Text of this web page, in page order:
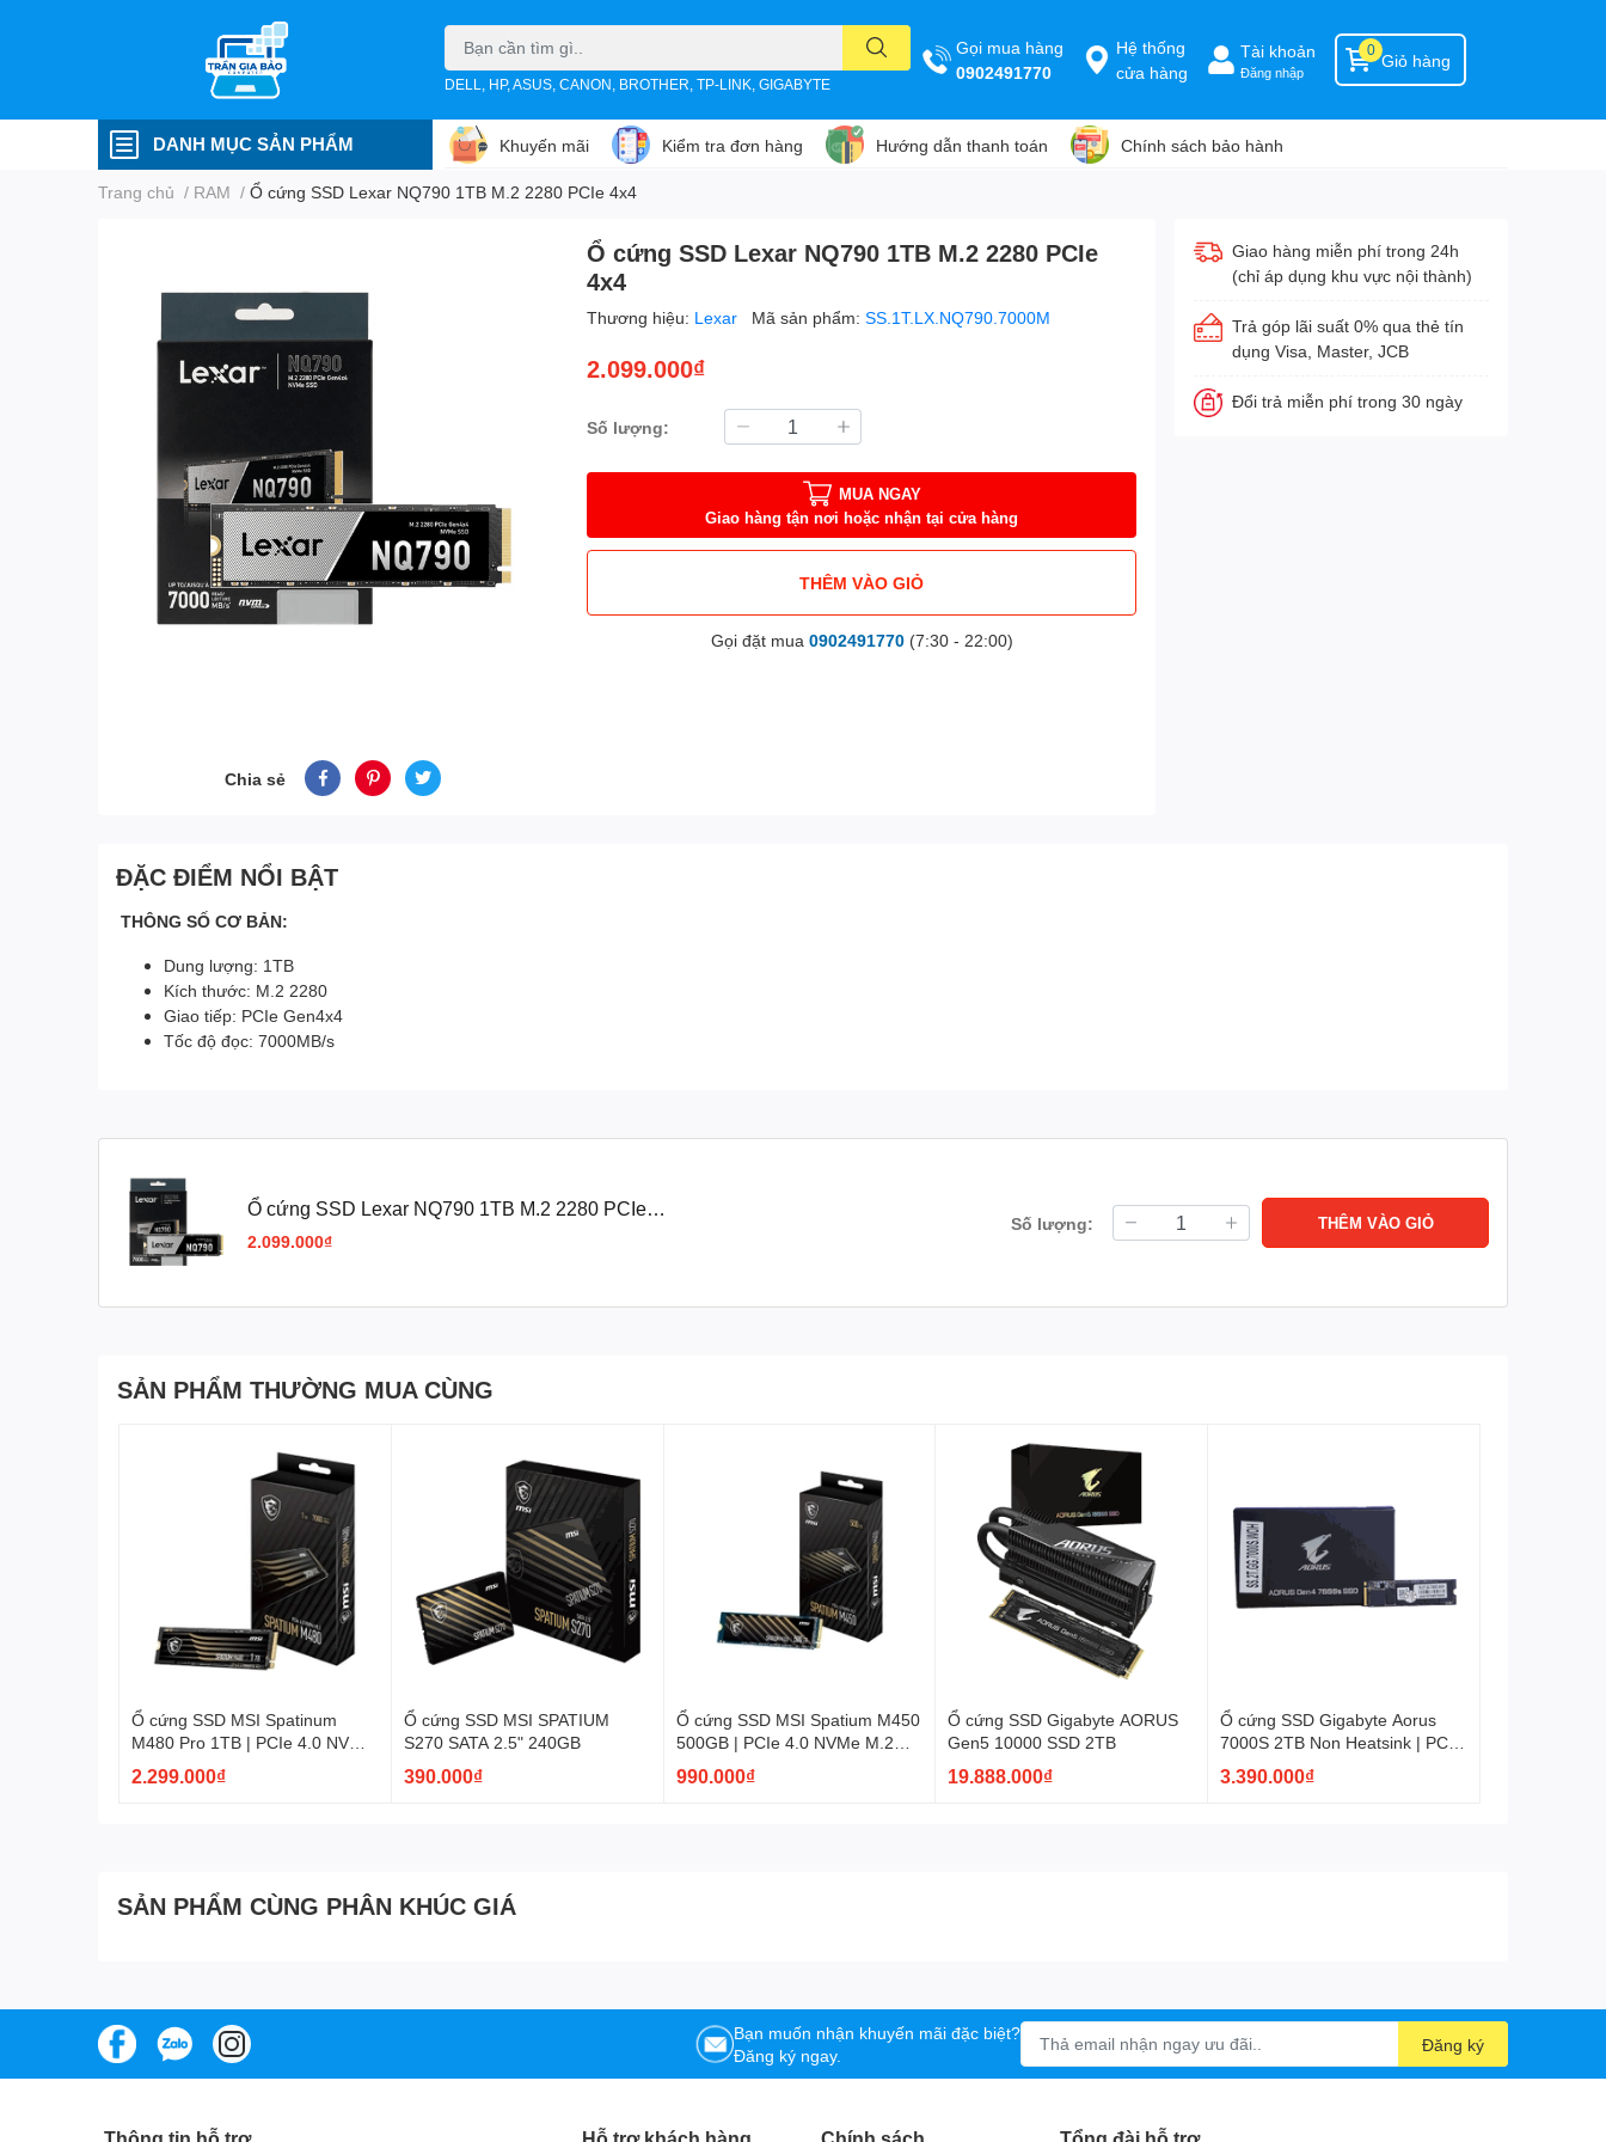
DELL, HP, ASUS, CANON, BROTHER, TP-LINK, GIGABYTE
Gọi mua hàng
0902491770
Hệ thống
cửa hàng
Tài khoản
Đăng nhập
Giỏ hàng
0
DANH MỤC SẢN PHẨM Khuyến mãi Kiểm tra đơn hàng Hướng dẫn thanh toán Chính sách bảo hành
Trang chủ / RAM / Ổ cứng SSD Lexar NQ790 1TB M.2 2280 PCIe 4x4
Chia sẻ
Ổ cứng SSD Lexar NQ790 1TB M.2 2280 PCIe
4x4
Thương hiệu: Lexar Mã sản phẩm:SS.1T.LX.NQ790.7000M
2.099.000₫
Số lượng:
MUA NGAY
Giao hàng tận nơi hoặc nhận tại cửa hàng
THÊM VÀO GIỎ
Gọi đặt mua 0902491770(7:30 - 22:00)
Giao hàng miễn phí trong 24h
(chỉ áp dụng khu vực nội thành)
Trả góp lãi suất 0% qua thẻ tín
dụng Visa, Master, JCB
Đổi trả miễn phí trong 30 ngày
ĐẶC ĐIỂM NỔI BẬT
THÔNG SỐ CƠ BẢN:
Dung lượng: 1TB
Kích thước: M.2 2280
Giao tiếp: PCIe Gen4x4
Tốc độ đọc: 7000MB/s
Ổ cứng SSD Lexar NQ790 1TB M.2 2280 PCIe
4x4
2.099.000₫
Số lượng: THÊM VÀO GIỎ
SẢN PHẨM THƯỜNG MUA CÙNG
Ổ cứng SSD MSI Spatinum
M480 Pro 1TB | PCIe 4.0 NVMe
M.2 2280
2.299.000₫
Ổ cứng SSD MSI SPATIUM
S270 SATA 2.5" 240GB
390.000₫
Ổ cứng SSD MSI Spatium M450
500GB | PCIe 4.0 NVMe M.2
PCI Express 4.0
990.000₫
Ổ cứng SSD Gigabyte AORUS
Gen5 10000 SSD 2TB
19.888.000₫
Ổ cứng SSD Gigabyte Aorus
7000S 2TB Non Heatsink | PCIe
Gen4, M.2 NVMe (GP-
AG70S2TB)
3.390.000₫
SẢN PHẨM CÙNG PHÂN KHÚC GIÁ
Bạn muốn nhận khuyến mãi đặc biệt?
Đăng ký ngay.
Đăng ký